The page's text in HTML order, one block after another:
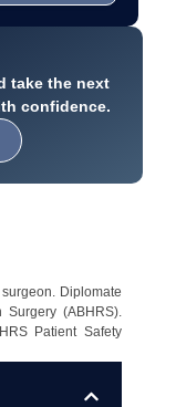
take the next
confidence.
Diplomate
(ABHRS).
Patient Safety